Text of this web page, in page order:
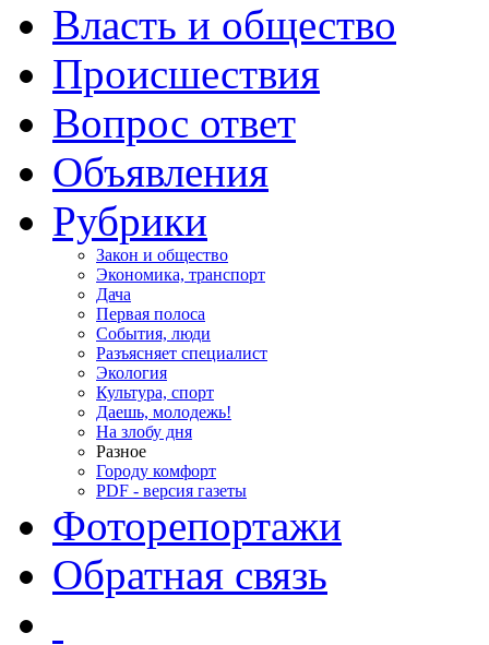
Власть и общество
Происшествия
Вопрос ответ
Объявления
Рубрики
Закон и общество
Экономика, транспорт
Дача
Первая полоса
События, люди
Разъясняет специалист
Экология
Культура, спорт
Даешь, молодежь!
На злобу дня
Разное
Городу комфорт
PDF - версия газеты
Фоторепортажи
Обратная связь